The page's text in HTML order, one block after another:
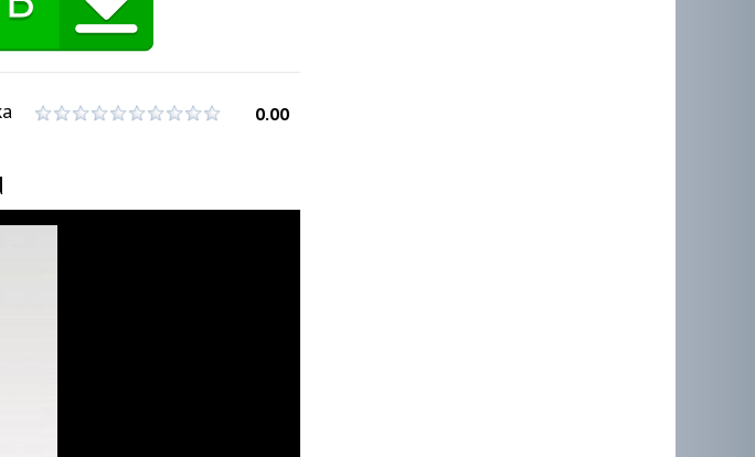
0.00